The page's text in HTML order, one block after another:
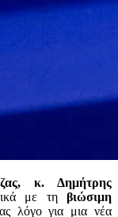
κ. Δημήτρης
με τη βιώσιμη
λόγο για μια νέα